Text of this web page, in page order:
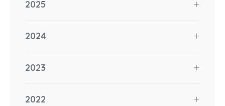
2025
2024
2023
2022